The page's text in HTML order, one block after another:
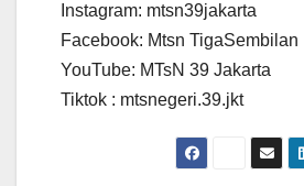
Instagram: mtsn39jakarta
Facebook: Mtsn TigaSembilan
YouTube: MTsN 39 Jakarta
Tiktok : mtsnegeri.39.jkt